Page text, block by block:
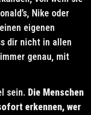
Nike oder
eigenen
dir nicht in allen
genau, mit
sein. Die Menschen
erkennen, wer